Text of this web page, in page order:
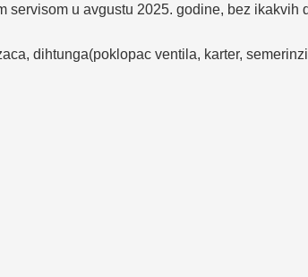
u avgustu 2025. godine, bez
dihtunga(poklopac ventila, karter,